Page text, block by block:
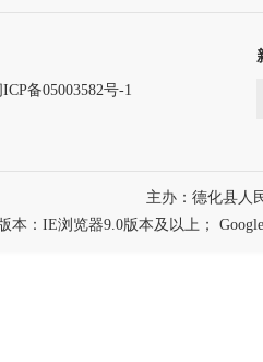
ICP备05003582号-1
主办：德化县人
：IE浏览器9.0版本及以上；